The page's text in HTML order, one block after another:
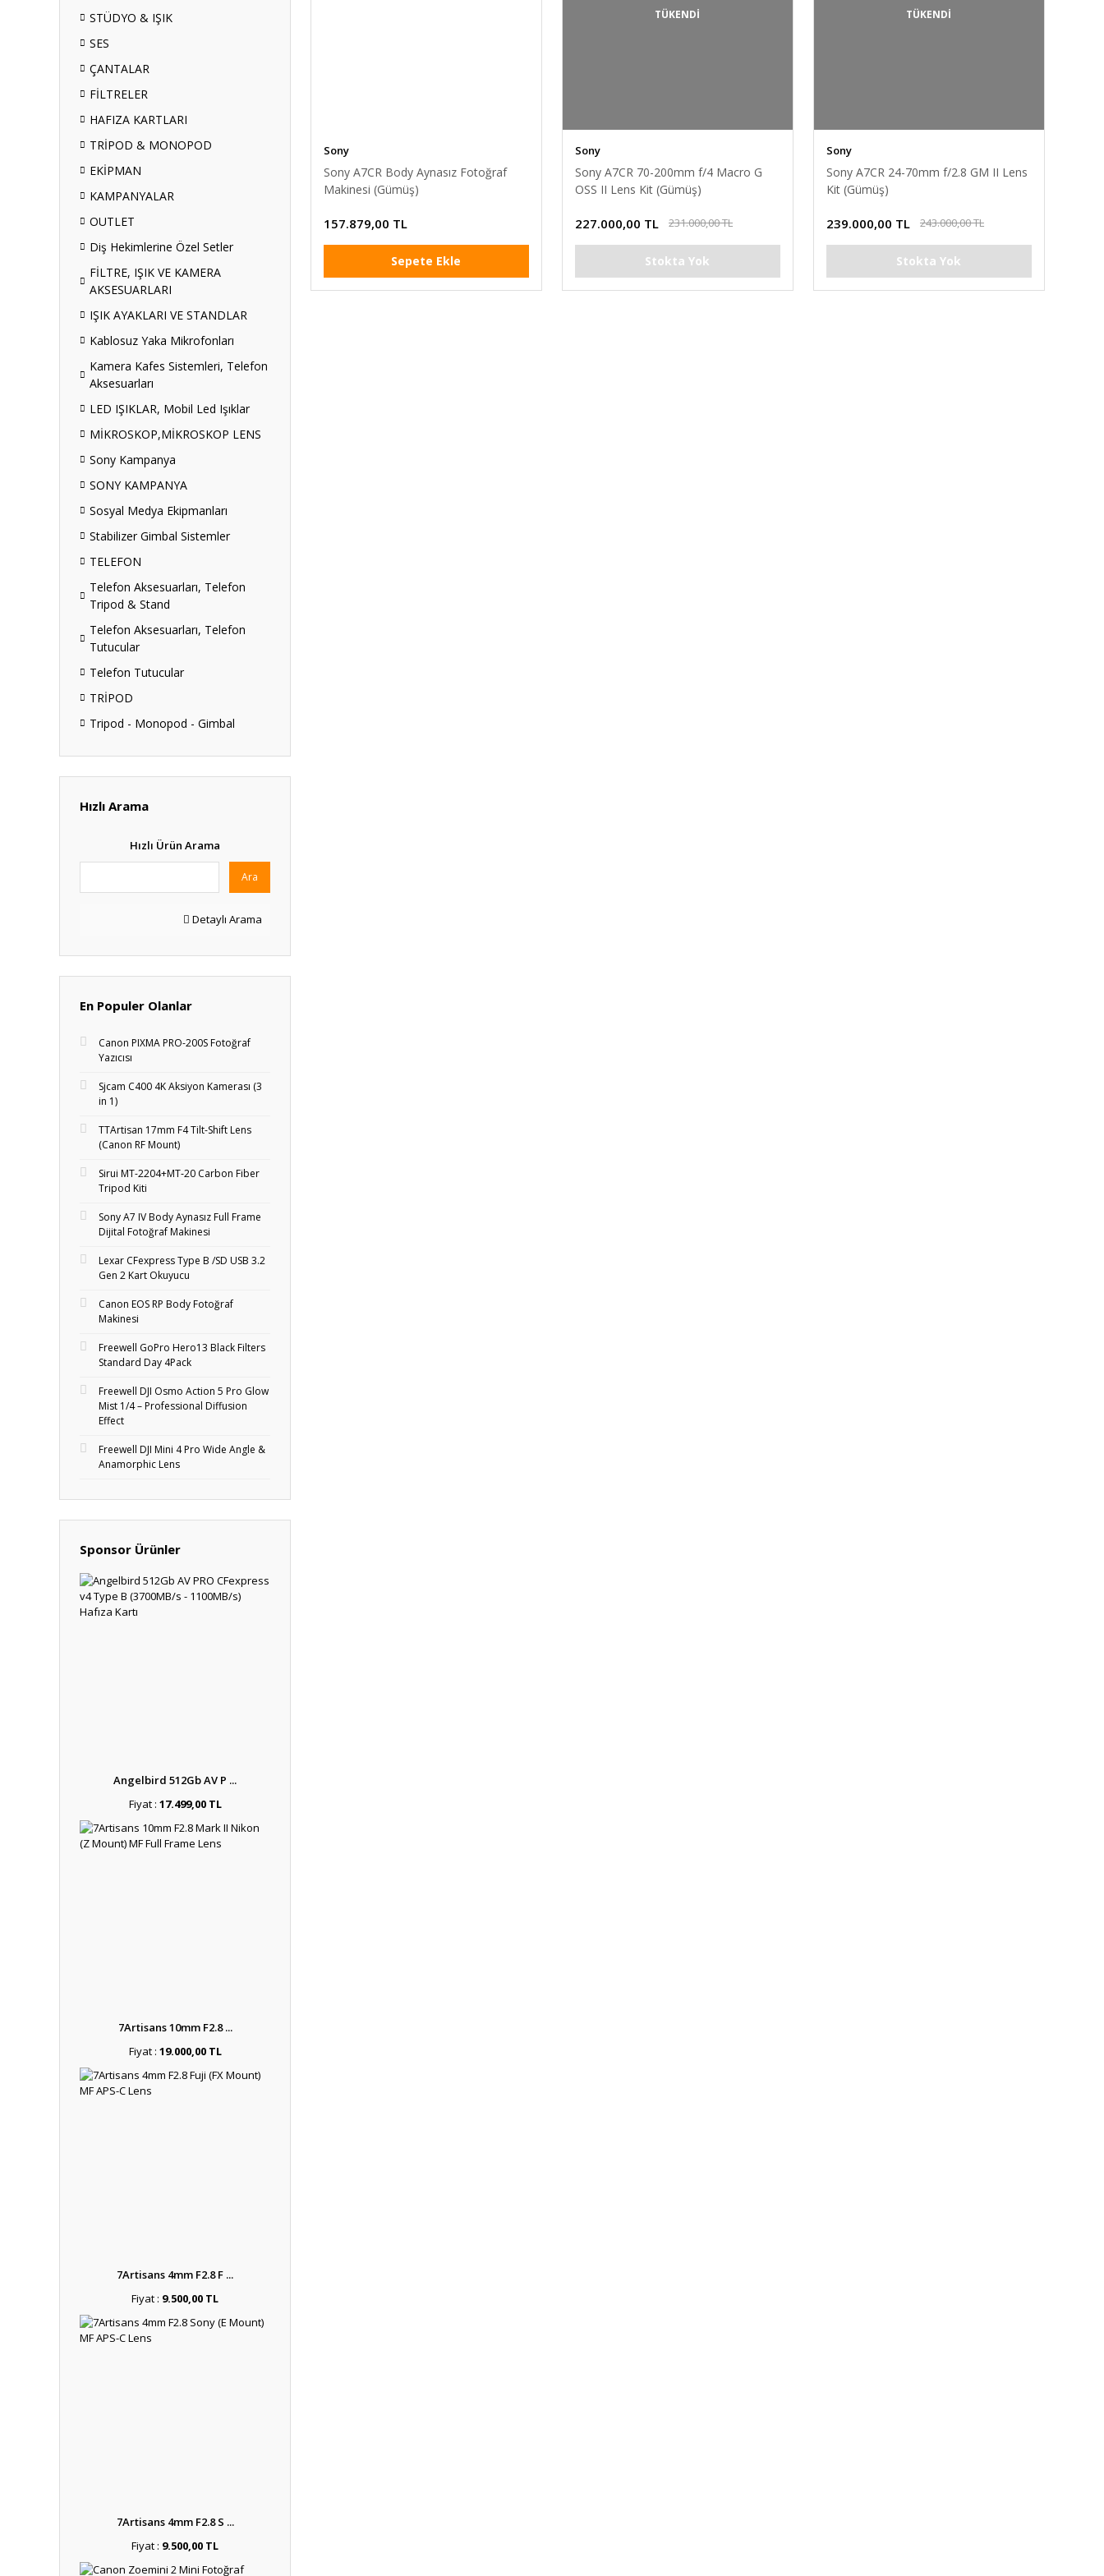
STÜDYO & IŞIK
SES
ÇANTALAR
FİLTRELER
HAFIZA KARTLARI
TRİPOD & MONOPOD
EKİPMAN
KAMPANYALAR
OUTLET
Diş Hekimlerine Özel Setler
FİLTRE, IŞIK VE KAMERA
AKSESUARLARI
IŞIK AYAKLARI VE STANDLAR
Kablosuz Yaka Mikrofonları
Kamera Kafes Sistemleri, Telefon
Aksesuarları
LED IŞIKLAR, Mobil Led Işıklar
MİKROSKOP,MİKROSKOP LENS
Sony Kampanya
SONY KAMPANYA
Sosyal Medya Ekipmanları
Stabilizer Gimbal Sistemler
TELEFON
Telefon Aksesuarları, Telefon
Tripod & Stand
Telefon Aksesuarları, Telefon
Tutucular
Telefon Tutucular
TRİPOD
Tripod - Monopod - Gimbal
Hızlı Arama
Hızlı Ürün Arama
Ara
Detaylı Arama
En Populer Olanlar
Canon PIXMA PRO-200S Fotoğraf
Yazıcısı
Sjcam C400 4K Aksiyon Kamerası (3
in 1)
TTArtisan 17mm F4 Tilt-Shift Lens
(Canon RF Mount)
Sirui MT-2204+MT‑20 Carbon Fiber
Tripod Kiti
Sony A7 IV Body Aynasız Full Frame
Dijital Fotoğraf Makinesi
Lexar CFexpress Type B /SD USB 3.2
Gen 2 Kart Okuyucu
Canon EOS RP Body Fotoğraf
Makinesi
Freewell GoPro Hero13 Black Filters
Standard Day 4Pack
Freewell DJI Osmo Action 5 Pro Glow
Mist 1/4 – Professional Diffusion
Effect
Freewell DJI Mini 4 Pro Wide Angle &
Anamorphic Lens
Sponsor Ürünler
Angelbird 512Gb AV P ...
Fiyat : 17.499,00 TL
7Artisans 10mm F2.8 ...
Fiyat : 19.000,00 TL
7Artisans 4mm F2.8 F ...
Fiyat : 9.500,00 TL
7Artisans 4mm F2.8 S ...
Fiyat : 9.500,00 TL
Sony
Sony A7CR Body Aynasız Fotoğraf
Makinesi (Gümüş)
157.879,00 TL
Sepete Ekle
TÜKENDİ
Sony
Sony A7CR 70-200mm f/4 Macro G
OSS II Lens Kit (Gümüş)
227.000,00 TL 231.000,00 TL
Stokta Yok
TÜKENDİ
Sony
Sony A7CR 24-70mm f/2.8 GM II Lens
Kit (Gümüş)
239.000,00 TL 243.000,00 TL
Stokta Yok